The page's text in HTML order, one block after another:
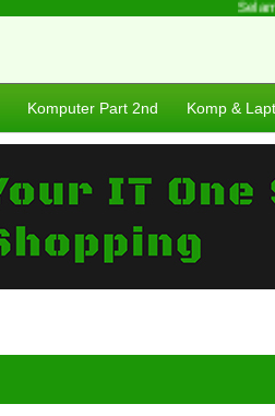
Komputer Part 2nd Komp &